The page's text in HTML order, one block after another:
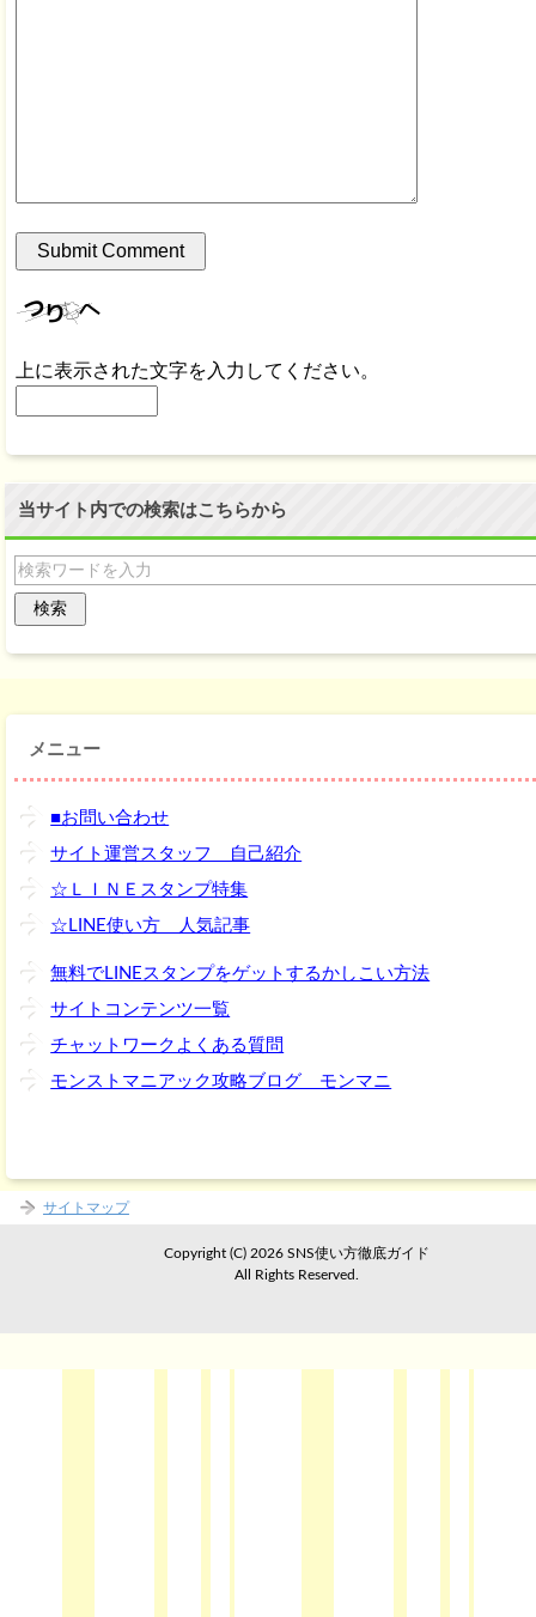
上に表示された文字を入力してください。
当サイト内での検索はこちらから
メニュー
■お問い合わせ
サイト運営スタッフ 自己紹介
☆ＬＩＮＥスタンプ特集
☆LINE使い方 人気記事
無料でLINEスタンプをゲットするかしこい方法
サイトコンテンツ一覧
チャットワークよくある質問
モンストマニアック攻略ブログ モンマニ
サイトマップ
Copyright (C) 2026 SNS使い方徹底ガイド
All Rights Reserved.